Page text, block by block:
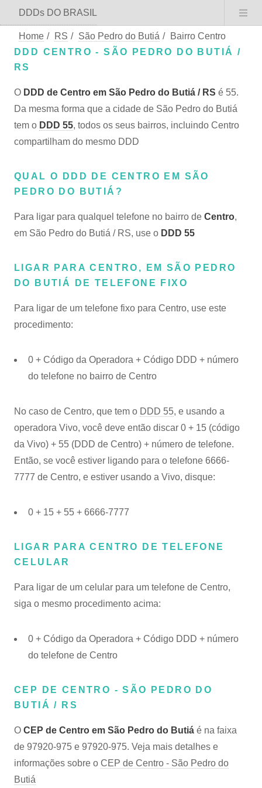
DDDs DO BRASIL
Home / RS / São Pedro do Butiá /
Bairro Centro
DDD CENTRO - SÃO PEDRO DO BUTIÁ /
RS
O DDD de Centro em São Pedro do Butiá / RS é 55.
Da mesma forma que a cidade de São Pedro do Butiá
tem o DDD 55, todos os seus bairros, incluindo Centro
compartilham do mesmo DDD
QUAL O DDD DE CENTRO EM SÃO
PEDRO DO BUTIÁ?
Para ligar para qualquel telefone no bairro de Centro,
em São Pedro do Butiá / RS, use o DDD 55
LIGAR PARA CENTRO, EM SÃO PEDRO
DO BUTIÁ DE TELEFONE FIXO
Para ligar de um telefone fixo para Centro, use este
procedimento:
0 + Código da Operadora + Código DDD + número
do telefone no bairro de Centro
No caso de Centro, que tem o DDD 55, e usando a
operadora Vivo, você deve então discar 0 + 15 (código
da Vivo) + 55 (DDD de Centro) + número de telefone.
Então, se você estiver ligando para o telefone 6666-
7777 de Centro, e estiver usando a Vivo, disque:
0 + 15 + 55 + 6666-7777
LIGAR PARA CENTRO DE TELEFONE
CELULAR
Para ligar de um celular para um telefone de Centro,
siga o mesmo procedimento acima:
0 + Código da Operadora + Código DDD + número
do telefone de Centro
CEP DE CENTRO - SÃO PEDRO DO
BUTIÁ / RS
O CEP de Centro em São Pedro do Butiá é na faixa
de 97920-975 e 97920-975. Veja mais detalhes e
informações sobre o CEP de Centro - São Pedro do
Butiá